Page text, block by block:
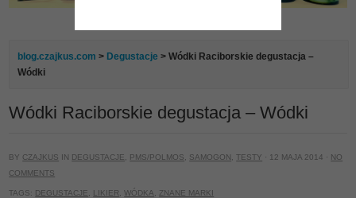
blog.czajkus.com > Degustacje > Wódki Raciborskie degustacja –
Wódki
Wódki Raciborskie degustacja – Wódki
BY CZAJKUS IN DEGUSTACJE PMS/POLMOS SAMOGON ,TESTY · 12 MAJA 2014 · NO
COMMENTS
TAGS: DEGUSTACJE LIKIER ,WÓDKA ZNANE MARKI